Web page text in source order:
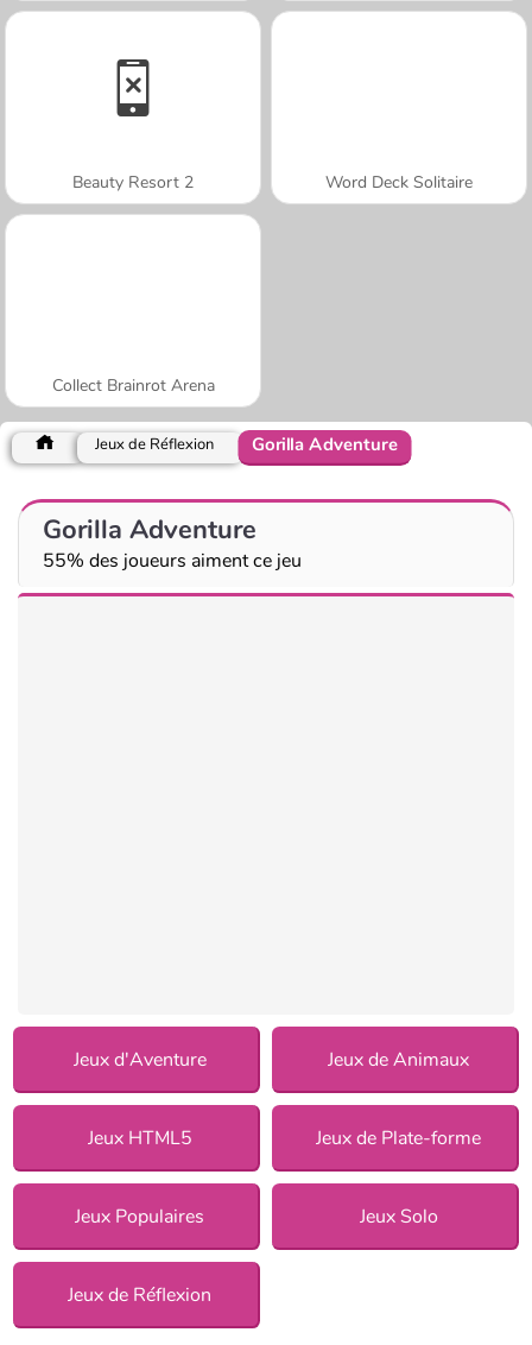
Beauty Resort 2 Word Deck Solitaire
Collect Brainrot Arena
Jeux de Réflexion Gorilla Adventure
Gorilla Adventure
55% des joueurs aiment ce jeu
Jeux d'Aventure Jeux de Animaux
Jeux HTML5 Jeux de Plate-forme
Jeux Populaires Jeux Solo
Jeux de Réflexion